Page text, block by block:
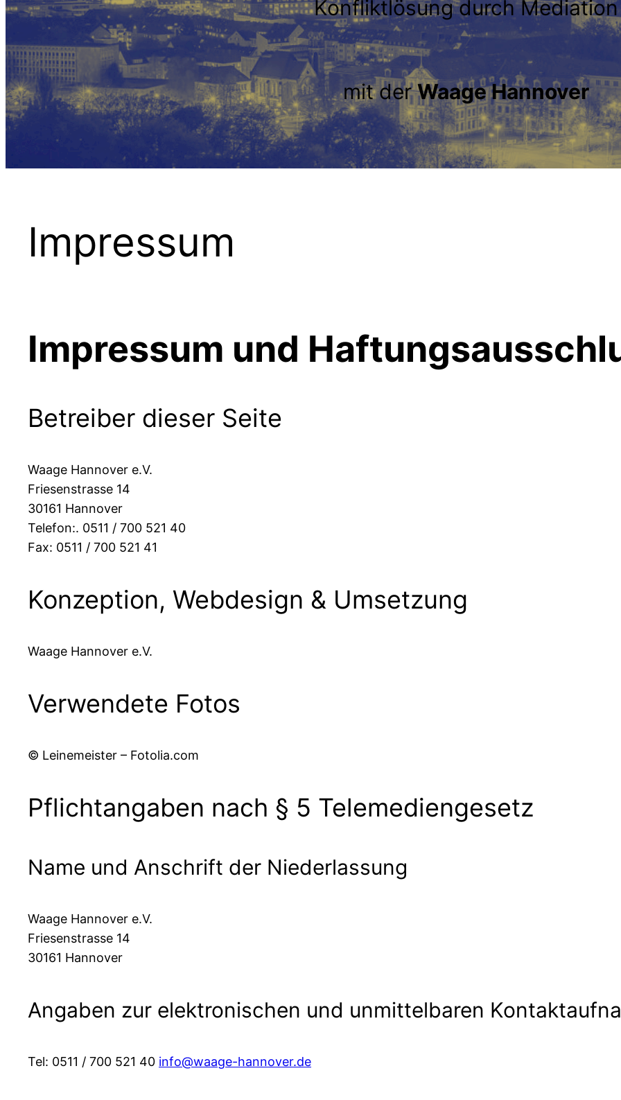
Konfliktlösung durch Mediation
mit derWaage Hannover
Impressum
Impressum und
Betreiber dieser Seite
Waage Hannover e.V.
Friesenstrasse 14
30161 Hannover
Telefon:. 0511 / 700 521 40
Fax: 0511 / 700 521 41
Konzeption, Webdesign & Umsetzung
Waage Hannover e.V.
Verwendete Fotos
© Leinemeister – Fotolia.com
Pflichtangaben nach § 5 Telemediengesetz
Name und Anschrift der Niederlassung
Waage Hannover e.V.
Friesenstrasse 14
30161 Hannover
Angaben zur elektronischen und unmittelbaren
Tel: 0511 / 700 521 40 info@waage-hannover.de